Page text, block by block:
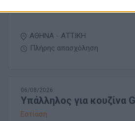
ΑΘΗΝΑ - ΑΤΤΙΚΗ
Πλήρης απασχόληση
06/08/2026
Υπάλληλος για κουζίνα
Εστίαση